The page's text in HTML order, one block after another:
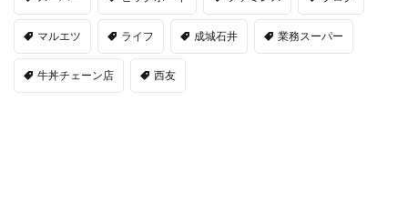
マルエツ ライフ 成城石井 業務スーパー
牛丼チェーン店 西友